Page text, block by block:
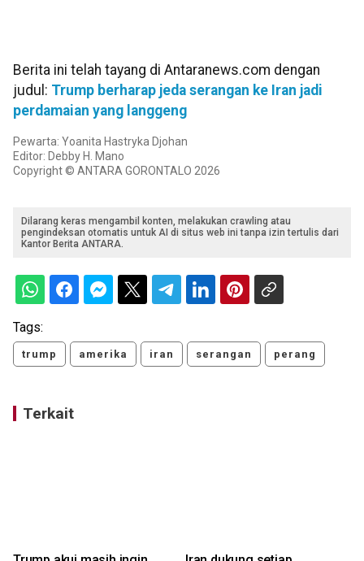
Berita ini telah tayang di Antaranews.com dengan
judul: Trump berharap jeda serangan ke Iran jadi
perdamaian yang langgeng
Pewarta: Yoanita Hastryka Djohan
Editor: Debby H. Mano
Copyright © ANTARA GORONTALO 2026
Dilarang keras mengambil konten, melakukan crawling atau
pengindeksan otomatis untuk AI di situs web ini tanpa izin tertulis dari
Kantor Berita ANTARA.
Tags:
trump amerika iran serangan perang
Terkait